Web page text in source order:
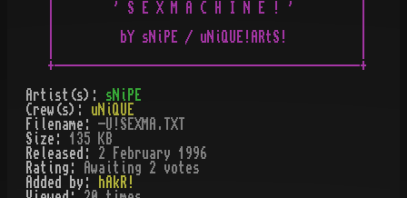
|        ' S E X M A C H I N E ! '         |
|         bY sNiPE / uNiQUE!ARtS!          |
+------------------------------------------+
Artist(s): sNiPE
Crew(s): uNiQUE
Filename: -U!SEXMA.TXT
Size: 135 KB
Released: 2 February 1996
Rating:
Awaiting 2 votes
Added by:
hAkR!